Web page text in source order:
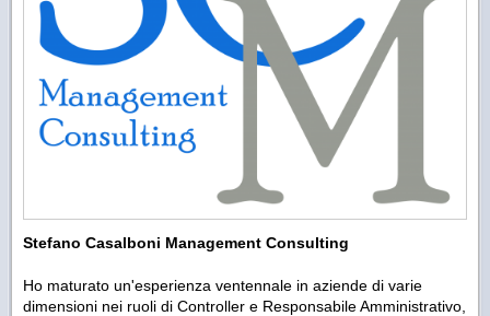
Stefano Casalboni Management Consulting
Ho maturato un'esperienza ventennale in aziende di varie
dimensioni nei ruoli di Controller e Responsabile Amministrativo,